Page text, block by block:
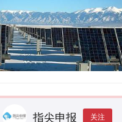
指尖申报 关注